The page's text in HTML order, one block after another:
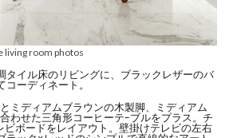
living room photos
タイル床のリビングに、ブラックレザーのバ
ーディネート。
ミディアムブラウンの木製脚、ミディアム
わせた三角形コーヒーテｰブルをプラス。チ
ビボードをレイアウト。壁掛けテレビの左右